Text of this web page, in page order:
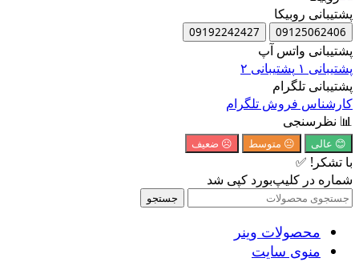
پشتیبانی روبیکا
09125062406
09192242427
پشتیبانی واتس آپ
پشتیبانی ۱
پشتیبانی ۲
پشتیبانی تلگرام
کارشناس فروش تلگرام
📊 نظرسنجی
😊 عالی 😐 متوسط ☹️ ضعیف
با تشکر! ✅
شماره در کلیپ‌بورد کپی شد
جستجو
محصولات وینر
منوی سایت